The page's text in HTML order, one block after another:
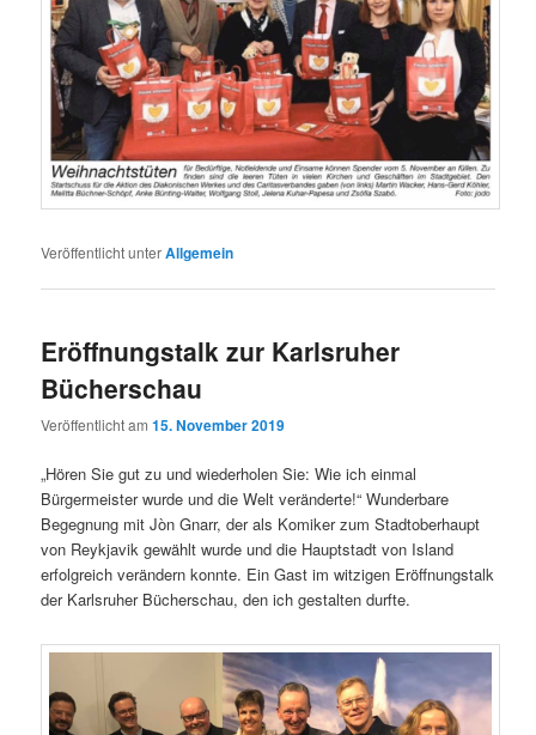
Veröffentlicht unterAllgemein
Eröffnungstalk zur Karlsruher
Bücherschau
Veröffentlicht am15. November 2019
„Hören Sie gut zu und wiederholen Sie: Wie ich einmal
Bürgermeister wurde und die Welt veränderte!“ Wunderbare
Begegnung mit Jòn Gnarr, der als Komiker zum Stadtoberhaupt
von Reykjavik gewählt wurde und die Hauptstadt von Island
erfolgreich verändern konnte. Ein Gast im witzigen Eröffnungstalk
der Karlsruher Bücherschau, den ich gestalten durfte.